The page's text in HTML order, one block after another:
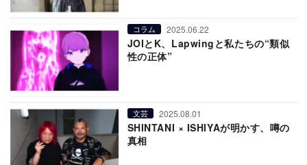
コラム 2025.06.22
JOIとK、Lapwingと私たちの“類似
性の正体”
文芸 2025.08.01
SHINTANI × ISHIYAが明かす、噂の
真相